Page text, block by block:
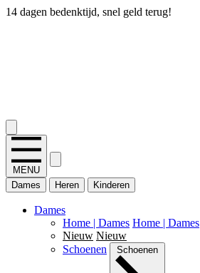
14 dagen bedenktijd, snel geld terug!
MENU
Dames
Heren Kinderen
Dames
Home | Dames Home | Dames
Nieuw Nieuw
Schoenen
Schoenen